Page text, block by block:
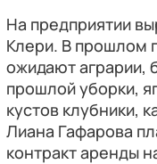
На предприятии
Клери. В прошлом
ожидают аграрии,
прошлой уборки,
кустов клубники,
Лиана Гафарова
контракт аренды